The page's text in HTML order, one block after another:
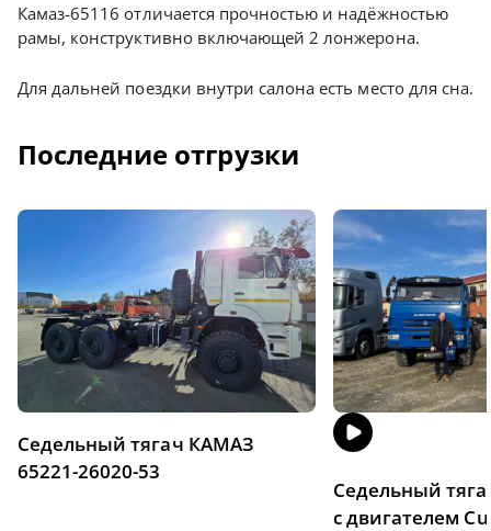
Камаз-65116 отличается прочностью и надёжностью
рамы, конструктивно включающей 2 лонжерона.
Для дальней поездки внутри салона есть место для сна.
Последние отгрузки
Седельный тягач КАМАЗ
65221-26020-53
Седельный
с двигателем